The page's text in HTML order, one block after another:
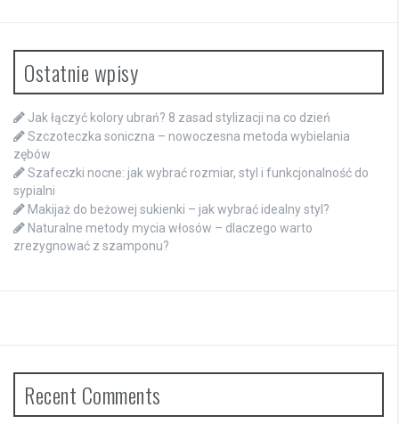
Ostatnie wpisy
Jak łączyć kolory ubrań? 8 zasad stylizacji na co dzień
Szczoteczka soniczna – nowoczesna metoda wybielania
zębów
Szafeczki nocne: jak wybrać rozmiar, styl i funkcjonalność do
sypialni
Makijaż do beżowej sukienki – jak wybrać idealny styl?
Naturalne metody mycia włosów – dlaczego warto
zrezygnować z szamponu?
Recent Comments